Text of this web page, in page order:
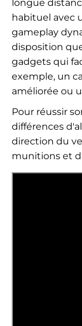
longue
habituel avec
gameplay
disposition
gadgets qui
exemple, un
améliorée ou
Pour réussir
différences
direction du
munitions et